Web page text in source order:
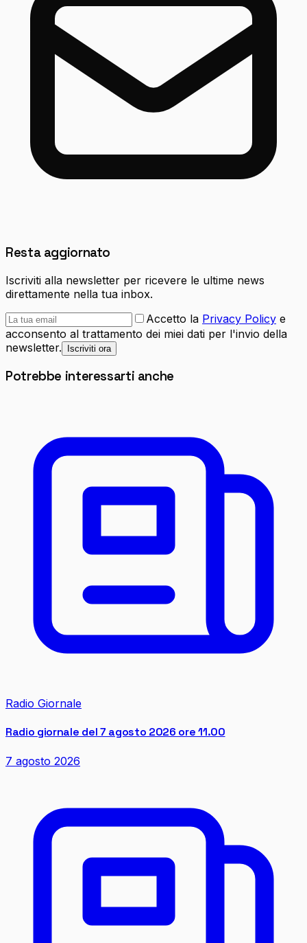
Resta aggiornato
Iscriviti alla newsletter per ricevere le ultime news
direttamente nella tua inbox.
Accetto la Privacy Policy e
acconsento al trattamento dei miei dati per l'invio della
newsletter.
Iscriviti ora
Potrebbe interessarti anche
Radio Giornale
Radio giornale del 7 agosto 2026 ore 11.00
7 agosto 2026